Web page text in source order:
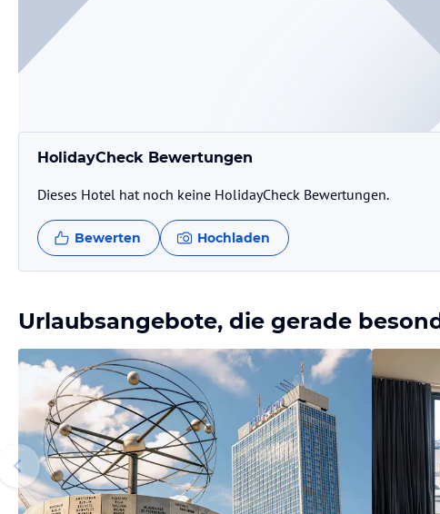
HolidayCheck Bewertungen
Dieses Hotel hat noch keine HolidayCheck Bewertungen.
Bewerten Hochladen
Urlaubsangebote, die gerade